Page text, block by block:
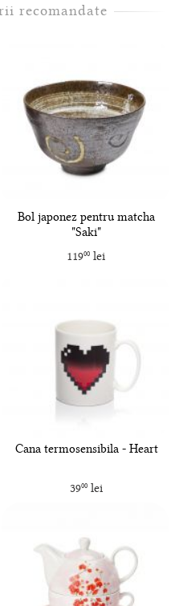
recomandate
Bol japonez pentru matcha
"Saki"
11900 lei
Cana termosensibila - Heart
3900lei